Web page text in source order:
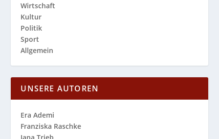
Wirtschaft
Kultur
Politik
Sport
Allgemein
UNSERE AUTOREN
Era Ademi
Franziska Raschke